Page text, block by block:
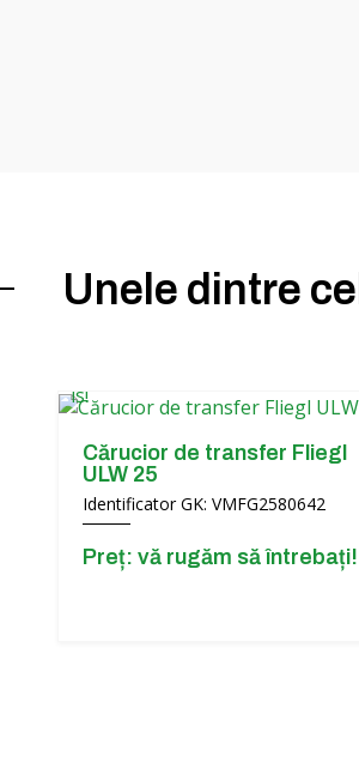
Unele dintre
Cărucior de transfer Fliegl
ULW 25
Identificator GK: VMFG2580642
Preț: vă rugăm să întrebați!